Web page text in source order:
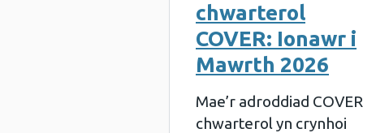
chwarterol
COVER: Ionawr i
Mawrth 2026
Mae’r adroddiad COVER
chwarterol yn crynhoi